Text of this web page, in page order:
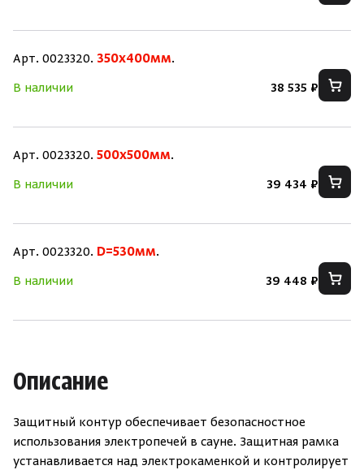
Арт. 0023320. 350x400мм.
В наличии
38 535 ₽
Арт. 0023320. 500x500мм.
В наличии
39 434 ₽
Арт. 0023320. D=530мм.
В наличии
39 448 ₽
Описание
Защитный контур обеспечивает безопасностное
использования электропечей в сауне. Защитная рамка
устанавливается над электрокаменкой и контролирует